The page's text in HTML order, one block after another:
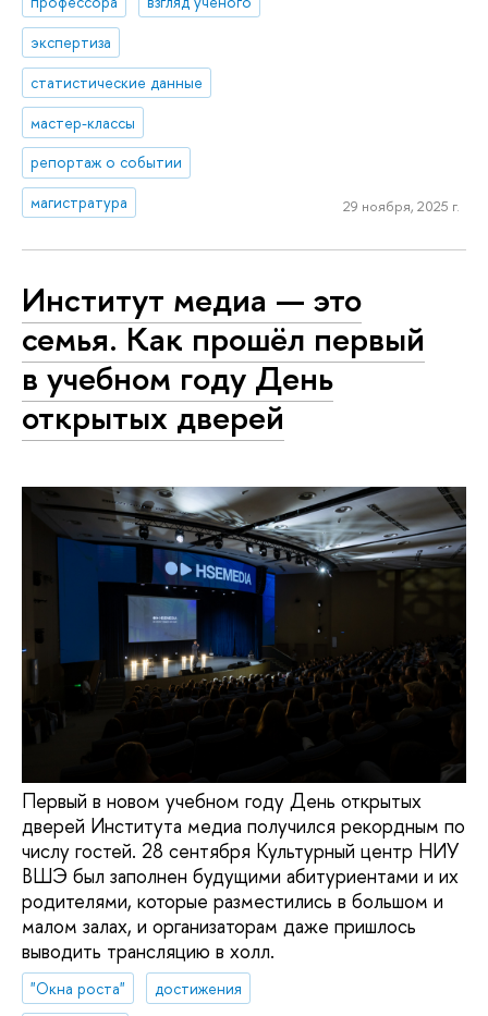
экспертиза
статистические данные
мастер-классы
репортаж о событии
магистратура
29 ноября, 2025 г.
Институт медиа — это
семья. Как прошёл первый
в учебном году День
открытых дверей
Первый в новом учебном году День открытых
дверей Института медиа получился рекордным по
числу гостей. 28 сентября Культурный центр НИУ
ВШЭ был заполнен будущими абитуриентами и их
родителями, которые разместились в большом и
малом залах, и организаторам даже пришлось
выводить трансляцию в холл.
"Окна роста"
достижения